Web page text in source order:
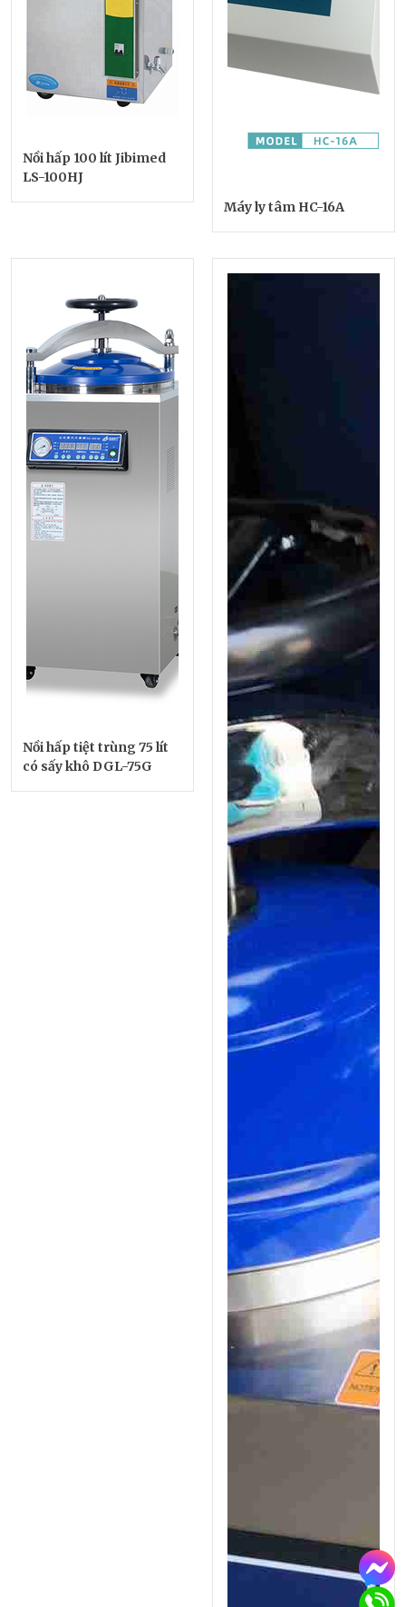
Nồi hấp 100 lít Jibimed
LS-100HJ
Máy ly tâm HC-16A
Nồi hấp tiệt trùng 75 lít
có sấy khô DGL-75G